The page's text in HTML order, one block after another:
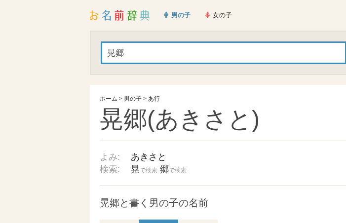
男の子 女の子
ホーム > 男の子 > あ行
晃郷(あきさと)
よみ:
あきさと
検索:
晃で検索 郷で検索
晃郷と書く男の子の名前